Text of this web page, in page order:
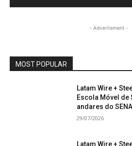
- Advertisment -
MOST POPULAR
Latam Wire +
Escola Móvel
andares do
29/07/2026
Latam Wire +